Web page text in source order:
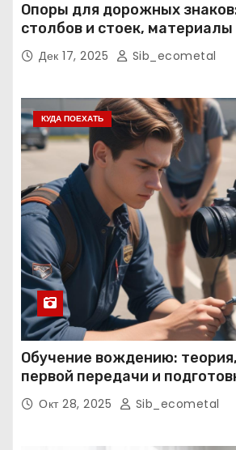
Опоры для дорожных
столбов и стоек, материалы
нормативные требования
Дек 17, 2025 Sib_ecometal
КУДА ПОЕХАТЬ
Обучение вождению:
первой передачи и
экзаменам
Окт 28, 2025 Sib_ecometal